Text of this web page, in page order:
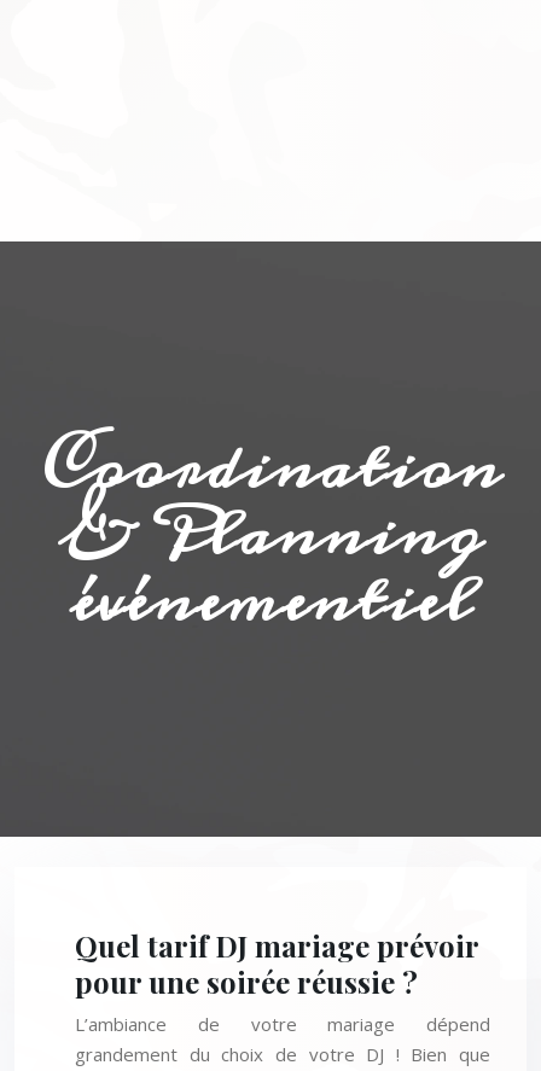
Coordination
& Planning
événementiel
Quel tarif DJ mariage prévoir
pour une soirée réussie ?
L’ambiance de votre mariage dépend
grandement du choix de votre DJ ! Bien que